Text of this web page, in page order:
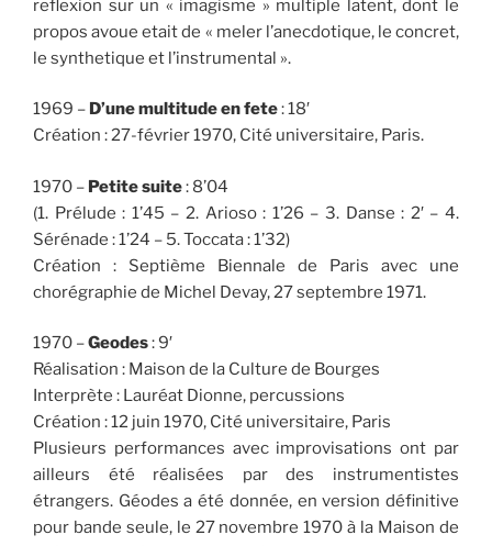
reflexion sur un « imagisme » multiple latent, dont le
propos avoue etait de « meler l’anecdotique, le concret,
le synthetique et l’instrumental ».
1969 – D’une multitude en fete: 18′
Création : 27-février 1970, Cité universitaire, Paris.
1970 – Petite suite: 8’04
(1. Prélude : 1’45 – 2. Arioso : 1’26 – 3. Danse : 2′ – 4.
Sérénade : 1’24 – 5. Toccata : 1’32)
Création : Septième Biennale de Paris avec une
chorégraphie de Michel Devay, 27 septembre 1971.
1970 –Geodes: 9′
Réalisation : Maison de la Culture de Bourges
Interprète : Lauréat Dionne, percussions
Création : 12 juin 1970, Cité universitaire, Paris
Plusieurs performances avec improvisations ont par
ailleurs été réalisées par des instrumentistes
étrangers. Géodes a été donnée, en version définitive
pour bande seule, le 27 novembre 1970 à la Maison de